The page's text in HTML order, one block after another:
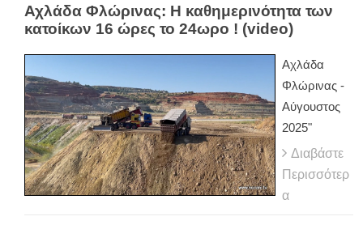
Αχλάδα Φλώρινας: Η καθημερινότητα των
κατοίκων 16 ώρες το 24ωρο ! (video)
Αχλάδα
Φλώρινας -
Αύγουστος
2025"
Διαβάστε
Περισσότερ
α